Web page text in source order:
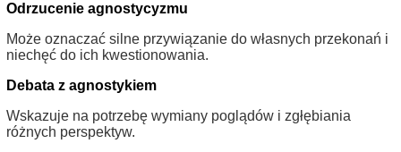
Odrzucenie agnostycyzmu
Może oznaczać silne przywiązanie do własnych przekonań i
niechęć do ich kwestionowania.
Debata z agnostykiem
Wskazuje na potrzebę wymiany poglądów i zgłębiania
różnych perspektyw.